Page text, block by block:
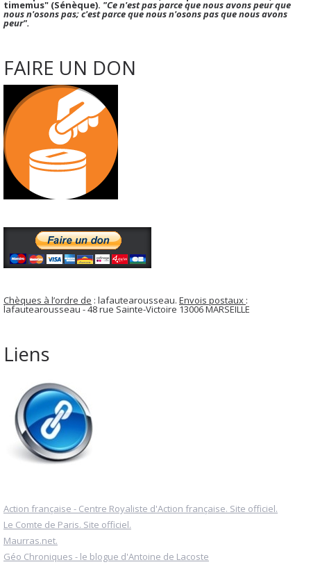
timemus" (Sénèque). "Ce n'est pas parce que nous avons peur que
nous n'osons pas; c'est parce que nous n'osons pas que nous avons
peur".
FAIRE UN DON
Chèques à l’ordre de : lafautearousseau. Envois postaux :
lafautearousseau - 48 rue Sainte-Victoire 13006 MARSEILLE
Liens
Action française - Centre Royaliste d'Action française. Site officiel.
Le Comte de Paris. Site officiel.
Maurras.net.
Géo Chroniques - le blogue d'Antoine de Lacoste